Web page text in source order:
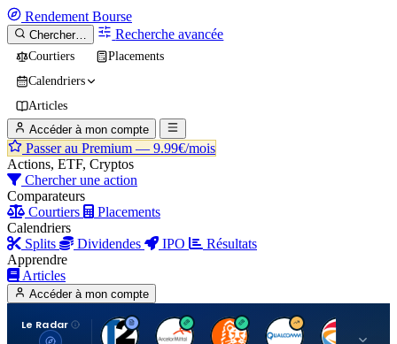
Rendement Bourse
Chercher… Recherche avancée
Courtiers
Placements
Calendriers
Articles
Accéder à mon compte
Passer au Premium — 9.99€/mois
Actions, ETF, Cryptos
Chercher une action
Comparateurs
Courtiers
Placements
Calendriers
Splits
Dividendes IPO
Résultats
Apprendre
Articles
Accéder à mon compte
Le Radar
T A I Q T